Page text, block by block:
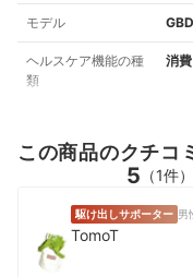
モデル
ヘルスケア機能の種
類
消
この商品のクチコ
5 （1件）
駆け出しサポーター 男
TomoT